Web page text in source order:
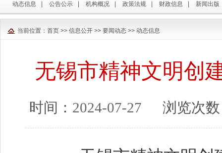
动态信息 公告公示 机构概况 政策法规 财政信息 新闻出版
当前位置： 首页 >> 信息公开 >> 要闻动态 >> 动态信息
无锡市精神文明创
时间： 2024-07-27 浏览次